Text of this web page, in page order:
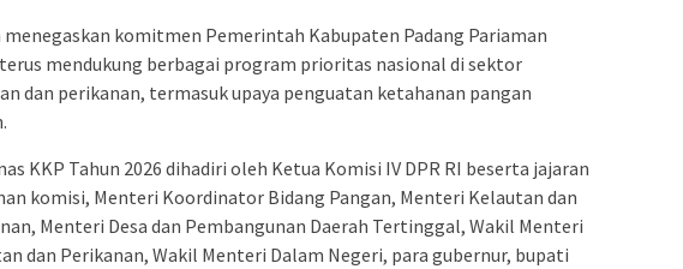
menegaskan komitmen Pemerintah Kabupaten Padang Pariaman
mendukung berbagai program prioritas nasional di sektor
dan perikanan, termasuk upaya penguatan ketahanan pangan
KKP Tahun 2026 dihadiri oleh Ketua Komisi IV DPR RI beserta jajaran
komisi, Menteri Koordinator Bidang Pangan, Menteri Kelautan dan
Menteri Desa dan Pembangunan Daerah Tertinggal, Wakil Menteri
dan Perikanan, Wakil Menteri Dalam Negeri, para gubernur, bupati